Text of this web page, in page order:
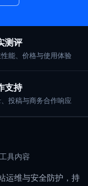
测评
能、价格与使用体验
支持
投稿与商务合作响应
具内容
运维与安全防护，持